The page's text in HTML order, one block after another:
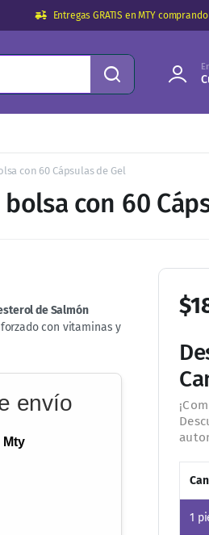
Entregas GRATIS en MTY
con 60 Cápsulas de Gel
con 60
$
1
de Salmón
con vitaminas y
envío
Mty